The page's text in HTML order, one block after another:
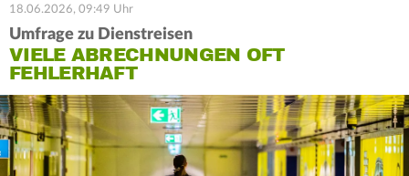
18.06.2026, 09:49 Uhr
Umfrage zu Dienstreisen
VIELE ABRECHNUNGEN OFT
FEHLERHAFT